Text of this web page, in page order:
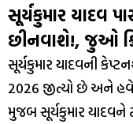
સૂર્યકુમાર યાદવ
છીનવાશે!, જુઓ
સૂર્યકુમાર યાદવની
2026 જીત્યો છે અને હવે
મુજબ સૂર્યકુમાર યાદવને